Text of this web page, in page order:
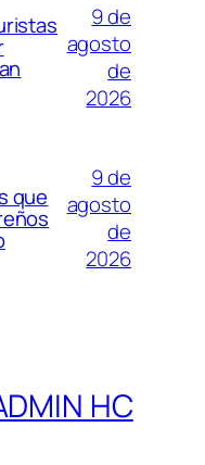
9 de
agosto
de
2026
que
9 de
agosto
de
2026
HC